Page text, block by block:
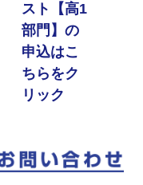
スト【高1
部門】の
申込はこ
ちらをク
リック